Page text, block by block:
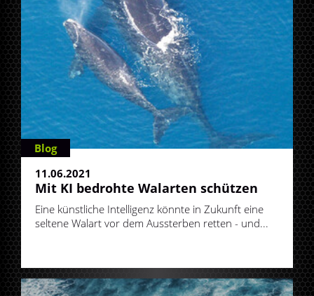
Blog
11.06.2021
Mit KI bedrohte Walarten schützen
Eine künstliche Intelligenz könnte in Zukunft eine
seltene Walart vor dem Aussterben retten - und...